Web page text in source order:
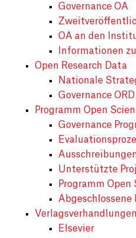
Governance OA
OA an den
Informationen
Open Research Data
Nationale
Governance ORD
Programm Open
Governance
Unterstützte
Programm Open
Abgeschlossene
Verlagsverhandlungen
Elsevier